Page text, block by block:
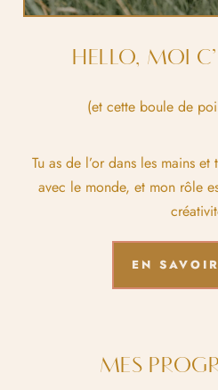
HELLO, MOI
(et cette boule de
Tu as de l’or dans les mains
avec le monde, et mon rôle
EN
MES